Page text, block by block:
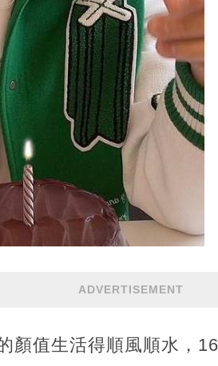
ADVERTISEMENT
顏值生活得順風順水，